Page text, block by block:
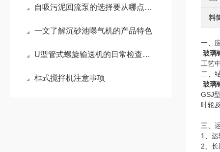
自吸污泥回流泵的选择要从哪点入手？
一文了解沉砂池曝气机的产品特色
U型管式螺旋输送机的日常检查要做到这些
框式搅拌机注意事项
料
一、
玻璃
工艺
二、
玻璃
GSJ
叶轮
三、
1、
2、